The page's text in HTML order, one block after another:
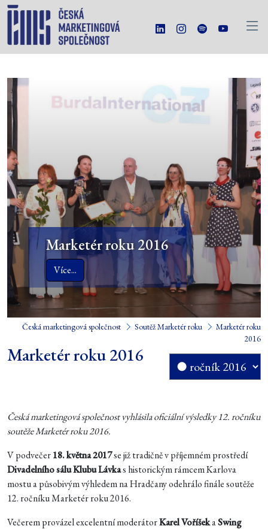
Marketér roku 2016
Více...
Česká marketingová společnost Soutěž Marketér roku
Marketér roku
2016
Marketér roku 2016
Česká marketingová společnost vyhlásila oficiální výsledky 12. ročníku
soutěže Marketér roku 2016.
V podvečer18. května 2017se již tradičně v příjemném prostředí
Divadelního sálu Klubu Lávkas historickým rámcem Karlova
mostu a působivým výhledem na Hradčany odehrálo finále soutěže
12. ročníku Marketér roku 2016.
Večerem provázel excelentní moderátorKarel VoříšekaSwing